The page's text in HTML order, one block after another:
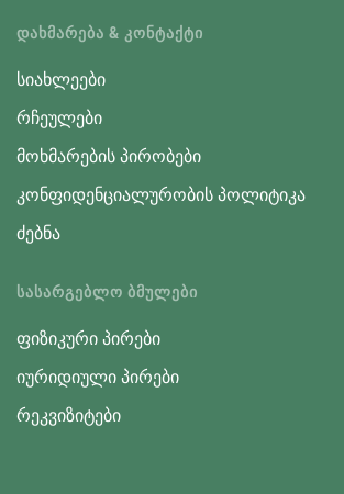
ᲓᲐᲮᲛᲐᲠᲔᲑᲐ & ᲙᲝᲜᲢᲐᲥᲢᲘ
სიახლეები
რჩეულები
მოხმარების პირობები
კონფიდენციალურობის პოლიტიკა
ძებნა
ᲡᲐᲡᲐᲠᲒᲔᲑᲚᲝ ᲑᲛᲣᲚᲔᲑᲘ
ფიზიკური პირები
იურიდიული პირები
რეკვიზიტები